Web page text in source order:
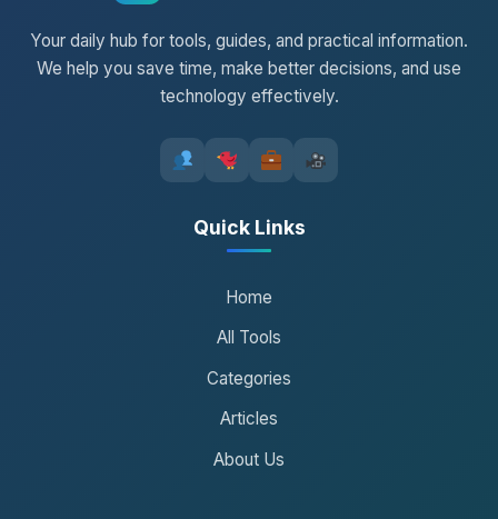
Your daily hub for tools, guides, and practical information.
We help you save time, make better decisions, and use
technology effectively.
Quick Links
Home
All Tools
Categories
Articles
About Us